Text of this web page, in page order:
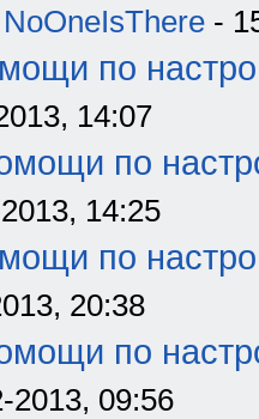
NoOneIsThere -
по
14:07
по
14:25
по
20:38
по
2013, 09:56